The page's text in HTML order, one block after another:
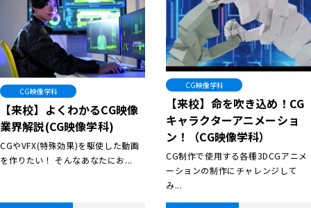
CG映像学科
【来校】よくわかるCG映像
業界解説(CG映像学科)
CGやVFX(特殊効果)を駆使した動画
を作りたい！ そんなあなたにお...
CG映像学科
【来校】命を吹き込め！CG
キャラクターアニメーショ
ン！（CG映像学科）
CG制作で使用する各種3DCGアニメ
ーションの制作にチャレンジして
み...